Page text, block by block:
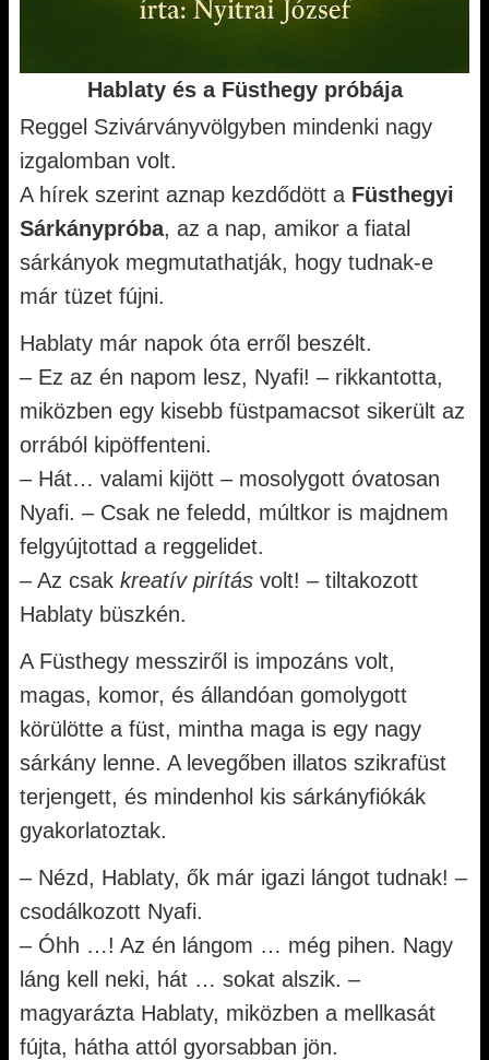
Hablaty és a Füsthegy próbája
Reggel Szivárványvölgyben mindenki nagy
izgalomban volt.
A hírek szerint aznap kezdődött a Füsthegyi
Sárkánypróba, az a nap, amikor a fiatal
sárkányok megmutathatják, hogy tudnak-e
már tüzet fújni.
Hablaty már napok óta erről beszélt.
– Ez az én napom lesz, Nyafi! – rikkantotta,
miközben egy kisebb füstpamacsot sikerült az
orrából kipöffenteni.
– Hát… valami kijött – mosolygott óvatosan
Nyafi. – Csak ne feledd, múltkor is majdnem
felgyújtottad a reggelidet.
– Az csak kreatív pirítás volt! – tiltakozott
Hablaty büszkén.
A Füsthegy messziről is impozáns volt,
magas, komor, és állandóan gomolygott
körülötte a füst, mintha maga is egy nagy
sárkány lenne. A levegőben illatos szikrafüst
terjengett, és mindenhol kis sárkányfiókák
gyakorlatoztak.
– Nézd, Hablaty, ők már igazi lángot tudnak! –
csodálkozott Nyafi.
– Óhh …! Az én lángom … még pihen. Nagy
láng kell neki, hát … sokat alszik. –
magyarázta Hablaty, miközben a mellkasát
fújta, hátha attól gyorsabban jön.